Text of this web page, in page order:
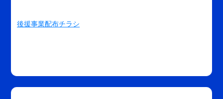
後援事業配布チラシ